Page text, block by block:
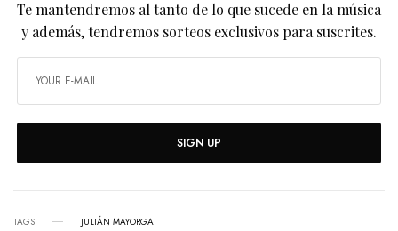
Te mantendremos al tanto de lo que sucede en la música
y además, tendremos sorteos exclusivos para suscrites.
SIGN UP
TAGS JULIÁN MAYORGA